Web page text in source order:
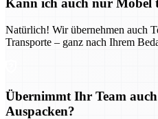
Kann ich auch nur Möbel
Natürlich! Wir übernehmen auch
Transporte – ganz nach Ihrem
Übernimmt Ihr Team
Auspacken?